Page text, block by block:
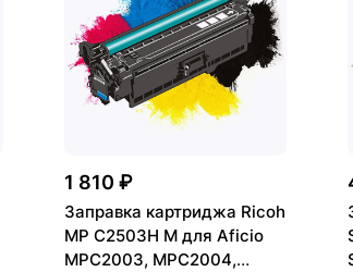
1 810 ₽
Заправка картриджа Ricoh
MP C2503H M для Aficio
MPC2003, MPC2004,